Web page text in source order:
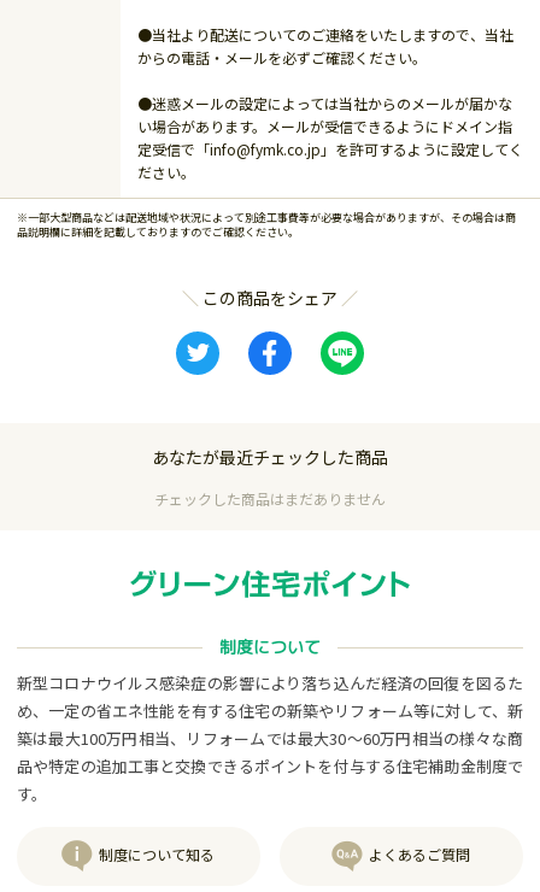
●当社より配送についてのご連絡をいたしますので、当社
からの電話・メールを必ずご確認ください。
●迷惑メールの設定によっては当社からのメールが届かな
い場合があります。メールが受信できるようにドメイン指
定受信で「info@fymk.co.jp」を許可するように設定してく
ださい。
※一部大型商品などは配送地域や状況によって別途工事費等が必要な場合がありますが、その場合は商
品説明欄に詳細を記載しておりますのでご確認ください。
この商品をシェア
あなたが最近チェックした商品
チェックした商品はまだありません
制度について
新型コロナウイルス感染症の影響により落ち込んだ経済の回復を図るた
め、一定の省エネ性能を有する住宅の新築やリフォーム等に対して、新
築は最大100万円相当、リフォームでは最大30～60万円相当の様々な商
品や特定の追加工事と交換できるポイントを付与する住宅補助金制度で
す。
制度について知る よくあるご質問